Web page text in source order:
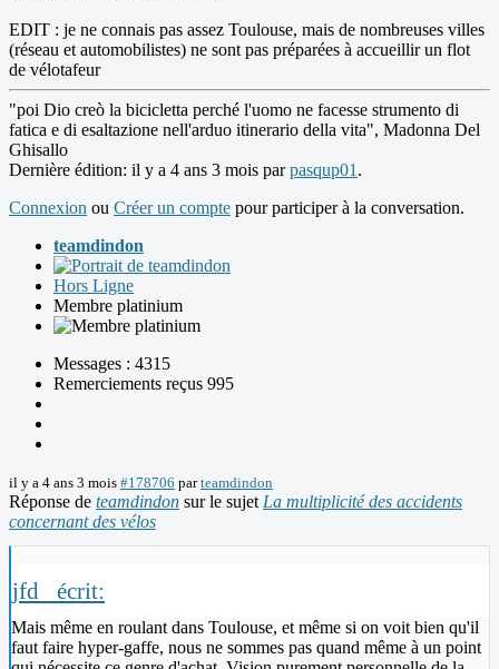
EDIT : je ne connais pas assez Toulouse, mais de nombreuses villes
(réseau et automobilistes) ne sont pas préparées à accueillir un flot
de vélotafeur
"poi Dio creò la bicicletta perché l'uomo ne facesse strumento di
fatica e di esaltazione nell'arduo itinerario della vita", Madonna Del
Ghisallo
Dernière édition: il y a 4 ans 3 mois parpasqup01 .
Connexion ou Créer un compte pour participer à la conversation.
teamdindon
Hors Ligne
Membre platinium
Messages : 4315
Remerciements reçus 995
il y a 4 ans 3 mois #178706 parteamdindon
Réponse de teamdindon sur le sujet La multiplicité des accidents
concernant des vélos
jfd_ écrit:
Mais même en roulant dans Toulouse, et même si on voit bien qu'il
faut faire hyper-gaffe, nous ne sommes pas quand même à un point